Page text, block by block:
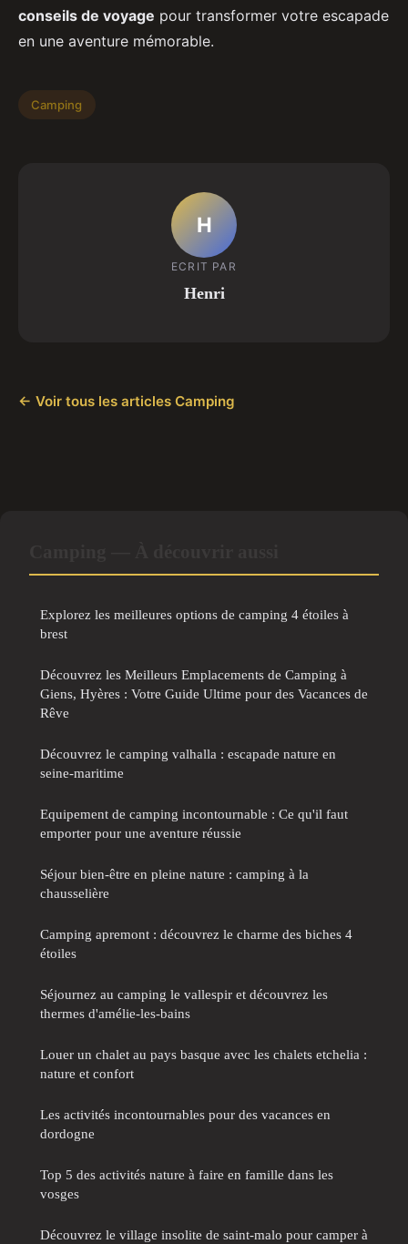
conseils de voyage pour transformer votre escapade
en une aventure mémorable.
Camping
H
ECRIT PAR
Henri
← Voir tous les articles Camping
Explorez les meilleures options de camping 4 étoiles à
brest
Découvrez les Meilleurs Emplacements de Camping à
Giens, Hyères : Votre Guide Ultime pour des Vacances de
Rêve
Découvrez le camping valhalla : escapade nature en
seine-maritime
Equipement de camping incontournable : Ce qu'il faut
emporter pour une aventure réussie
Séjour bien-être en pleine nature : camping à la
chausselière
Camping apremont : découvrez le charme des biches 4
étoiles
Séjournez au camping le vallespir et découvrez les
thermes d'amélie-les-bains
Louer un chalet au pays basque avec les chalets etchelia :
nature et confort
Les activités incontournables pour des vacances en
dordogne
Top 5 des activités nature à faire en famille dans les
vosges
Découvrez le village insolite de saint-malo pour camper à